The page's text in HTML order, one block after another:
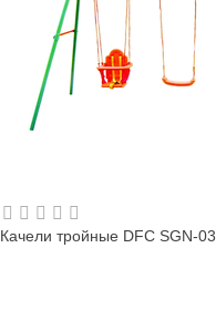
Качели тройные DFC SGN-03